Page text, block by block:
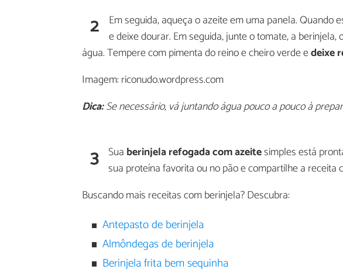
2 Em seguida, aqueça o azeite em uma panela. Quando
e deixe dourar. Em seguida, junte o tomate, a
água. Tempere com pimenta do reino e cheiro verde edeixe
Imagem: riconudo.wordpress.com
Dica:Se necessário, vá juntando água pouco a pouco à
3 Sua berinjela refogada com azeitesimples está
sua proteína favorita ou no pão e compartilhe a receita
Buscando mais receitas com berinjela? Descubra:
Antepasto de berinjela
Almôndegas de berinjela
Berinjela frita bem sequinha